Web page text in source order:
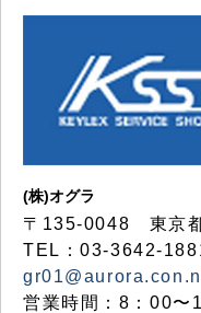
(株)オグラ
〒135-0048 東京
TEL：03-3642-
営業時間：8：00〜